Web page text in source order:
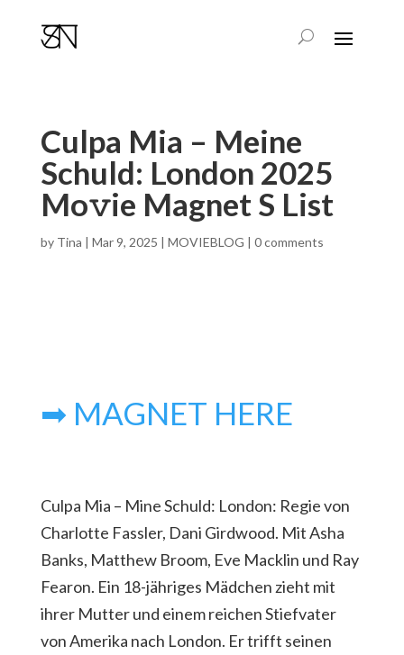
Culpa Mia – Meine
Schuld: London 2025
Mo𝚟ie Magnet S List
by Tina | Mar 9, 2025 | MOVIEBLOG | 0 comments
➡ MAGNET HERE
Culpa Mia – Mine Schuld: London: Regie von
Charlotte Fassler, Dani Girdwood. Mit Asha
Banks, Matthew Broom, Eve Macklin und Ray
Fearon. Ein 18-jähriges Mädchen zieht mit
ihrer Mutter und einem reichen Stiefvater
von Amerika nach London. Er trifft seinen